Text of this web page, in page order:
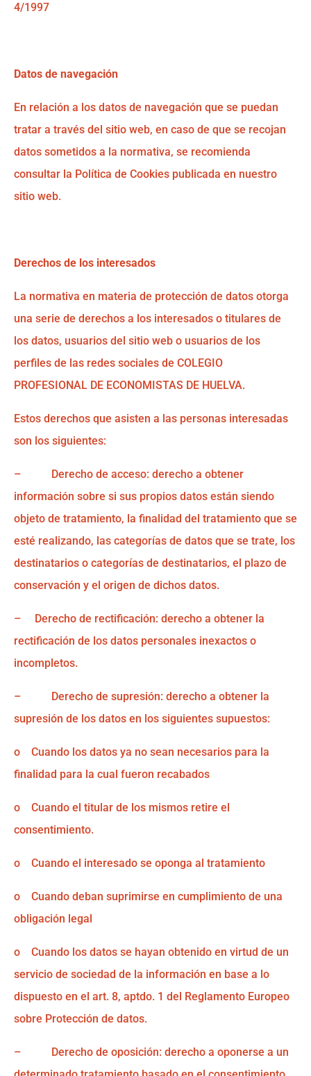
4/1997
Datos de navegación
En relación a los datos de navegación que se puedan
tratar a través del sitio web, en caso de que se recojan
datos sometidos a la normativa, se recomienda
consultar la Política de Cookies publicada en nuestro
sitio web.
Derechos de los interesados
La normativa en materia de protección de datos otorga
una serie de derechos a los interesados o titulares de
los datos, usuarios del sitio web o usuarios de los
perfiles de las redes sociales de COLEGIO
PROFESIONAL DE ECONOMISTAS DE HUELVA.
Estos derechos que asisten a las personas interesadas
son los siguientes:
– Derecho de acceso: derecho a obtener
información sobre si sus propios datos están siendo
objeto de tratamiento, la finalidad del tratamiento que se
esté realizando, las categorías de datos que se trate, los
destinatarios o categorías de destinatarios, el plazo de
conservación y el origen de dichos datos.
– Derecho de rectificación: derecho a obtener la
rectificación de los datos personales inexactos o
incompletos.
– Derecho de supresión: derecho a obtener la
supresión de los datos en los siguientes supuestos:
o Cuando los datos ya no sean necesarios para la
finalidad para la cual fueron recabados
o Cuando el titular de los mismos retire el
consentimiento.
o Cuando el interesado se oponga al tratamiento
o Cuando deban suprimirse en cumplimiento de una
obligación legal
o Cuando los datos se hayan obtenido en virtud de un
servicio de sociedad de la información en base a lo
dispuesto en el art. 8, aptdo. 1 del Reglamento Europeo
sobre Protección de datos.
– Derecho de oposición: derecho a oponerse a un